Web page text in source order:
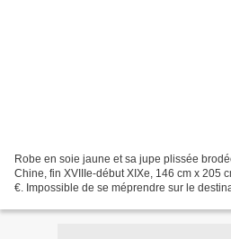
Robe en soie jaune et sa jupe plissée
Chine, fin XVIIIe-début XIXe, 146 cm x 205
€. Impossible de se méprendre sur le